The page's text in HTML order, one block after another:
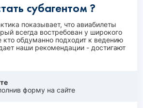
субагентом ?
показывает, что авиабилеты
всегда востребован у широкого
кто обдуманно подходит к ведению
наши рекомендации - достигают
форму на сайте